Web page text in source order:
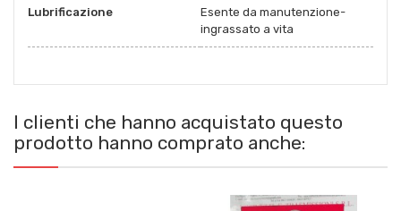
Lubrificazione
Esente da manutenzione-
ingrassato a vita
I clienti che hanno acquistato questo
prodotto hanno comprato anche: